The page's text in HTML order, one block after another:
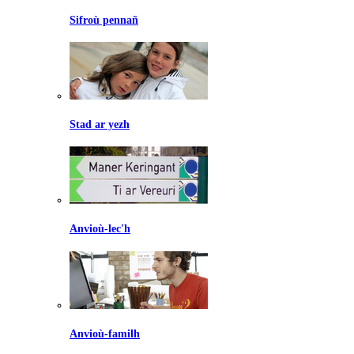
Sifroù pennañ
Stad ar yezh
Anvioù-lec'h
Anvioù-familh